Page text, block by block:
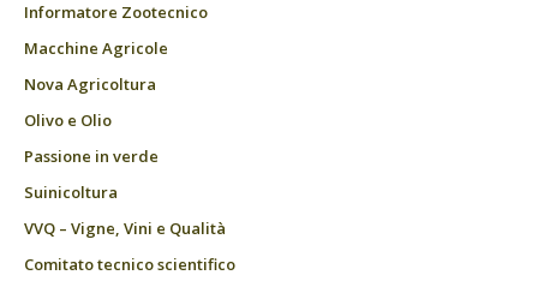
Informatore Zootecnico
Macchine Agricole
Nova Agricoltura
Olivo e Olio
Passione in verde
Suinicoltura
VVQ – Vigne, Vini e Qualità
Comitato tecnico scientifico